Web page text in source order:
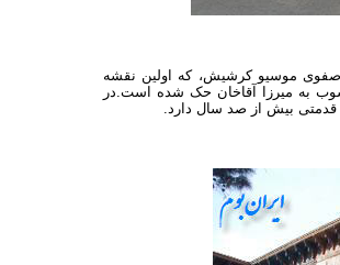
صفوی موسیو کرشیش، که اولین نقشه
به میرزا آقاخان حک شده است.در
بیش از صد سال دارد.